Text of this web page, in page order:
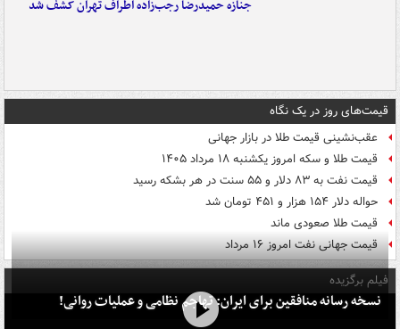
جنازه حمیدرضا رجب‌زاده اطراف تهران کشف شد
قیمت‌های روز در یک نگاه
عقب‌نشینی قیمت طلا در بازار جهانی
قیمت طلا و سکه امروز یکشنبه ۱۸ مرداد ۱۴۰۵
قیمت نفت به ۸۳ دلار و ۵۵ سنت در هر بشکه رسید
حواله دلار ۱۵۴ هزار و ۴۵۱ تومان شد
قیمت طلا صعودی ماند
قیمت جهانی نفت امروز ۱۶ مرداد
فیلم برگزیده
نسخه رسانه منافقین برای ایران: تهاجم نظامی و عملیات روانی!